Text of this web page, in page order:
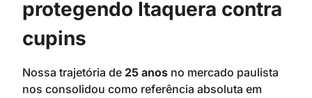
protegendo Itaquera contra
cupins
Nossa trajetória de 25 anos no mercado paulista
nos consolidou como referência absoluta em